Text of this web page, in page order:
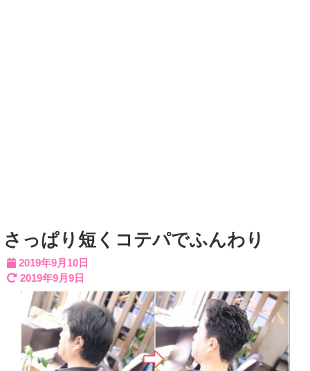
さっぱり短くコテパでふんわり
2019年9月10日
2019年9月9日